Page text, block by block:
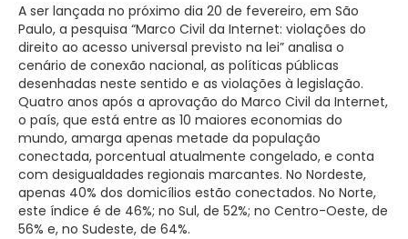
A ser lançada no próximo dia 20 de fevereiro, em São
Paulo, a pesquisa “Marco Civil da Internet: violações do
direito ao acesso universal previsto na lei” analisa o
cenário de conexão nacional, as políticas públicas
desenhadas neste sentido e as violações à legislação.
Quatro anos após a aprovação do Marco Civil da Internet,
o país, que está entre as 10 maiores economias do
mundo, amarga apenas metade da população
conectada, porcentual atualmente congelado, e conta
com desigualdades regionais marcantes. No Nordeste,
apenas 40% dos domicílios estão conectados. No Norte,
este índice é de 46%; no Sul, de 52%; no Centro-Oeste, de
56% e, no Sudeste, de 64%.